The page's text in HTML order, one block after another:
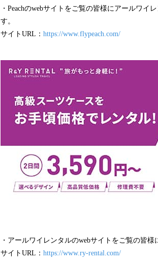
・Peachのwebサイトをご覧の皆様にアールワ
す。
サイトURL： https://www.flypeach.com/
・アールワイレンタルのwebサイトをご覧の皆様
サイトURL： https://www.ry-rental.com/